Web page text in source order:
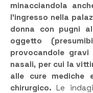
minacciandola
l’ingresso nella
donna con pugni
oggetto
provocandole
nasali, per cui la
alle cure mediche
chirurgico. Le